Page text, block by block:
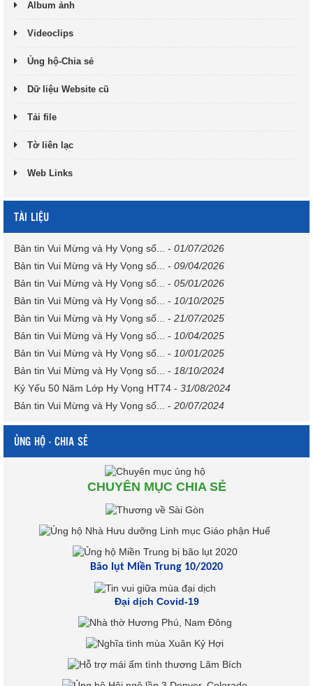
Album ảnh
Videoclips
Ủng hộ-Chia sẻ
Dữ liệu Website cũ
Tải file
Tờ liên lạc
Web Links
TÀI LIỆU
Bản tin Vui Mừng và Hy Vọng số... - 01/07/2026
Bản tin Vui Mừng và Hy Vọng số... - 09/04/2026
Bản tin Vui Mừng và Hy Vọng số... - 05/01/2026
Bản tin Vui Mừng và Hy Vọng số... - 10/10/2025
Bản tin Vui Mừng và Hy Vọng số... - 21/07/2025
Bản tin Vui Mừng và Hy Vọng số... - 10/04/2025
Bản tin Vui Mừng và Hy Vọng số... - 10/01/2025
Bản tin Vui Mừng và Hy Vọng số... - 18/10/2024
Kỷ Yếu 50 Năm Lớp Hy Vọng HT74 - 31/08/2024
Bản tin Vui Mừng và Hy Vọng số... - 20/07/2024
ỦNG HỘ - CHIA SẺ
CHUYÊN MỤC CHIA SẺ
Bão lụt Miền Trung 10/2020
Đại dịch Covid-19